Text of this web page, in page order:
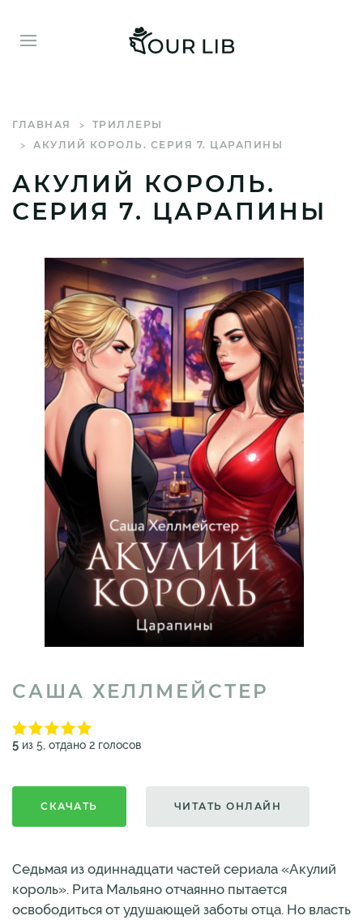
ГЛАВНАЯ
ТРИЛЛЕРЫ
АКУЛИЙ КОРОЛЬ. СЕРИЯ 7. ЦАРАПИНЫ
АКУЛИЙ КОРОЛЬ.
СЕРИЯ 7. ЦАРАПИНЫ
САША ХЕЛЛМЕЙСТЕР
5 из 5, отдано 2 голосов
СКАЧАТЬ ЧИТАТЬ ОНЛАЙН
Седьмая из одиннадцати частей сериала «Акулий
король». Рита Мальяно отчаянно пытается
освободиться от удушающей заботы отца. Но власть